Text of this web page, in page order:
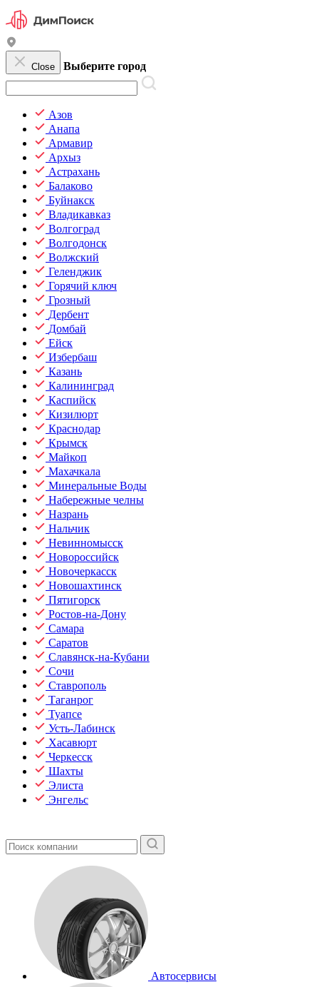
Close Выберите город
Азов
Анапа
Армавир
Архыз
Астрахань
Балаково
Буйнакск
Владикавказ
Волгоград
Волгодонск
Волжский
Геленджик
Горячий ключ
Грозный
Дербент
Домбай
Ейск
Избербаш
Казань
Калининград
Каспийск
Кизилюрт
Краснодар
Крымск
Майкоп
Махачкала
Минеральные Воды
Набережные челны
Назрань
Нальчик
Невинномысск
Новороссийск
Новочеркасск
Новошахтинск
Пятигорск
Ростов-на-Дону
Самара
Саратов
Славянск-на-Кубани
Сочи
Ставрополь
Таганрог
Туапсе
Усть-Лабинск
Хасавюрт
Черкесск
Шахты
Элиста
Энгельс
Автосервисы